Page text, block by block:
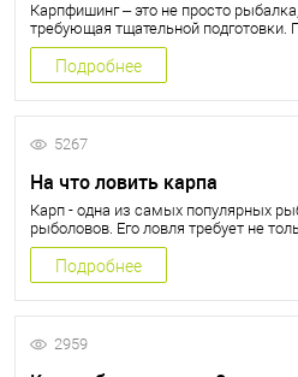
Карпфишинг – это не просто
требующая тщательной подготовки.
снаряжение значительно
трофейного экземпляра. В этом
выбрать удилища, катушки, оснастку
аксессуары для успешной ловли
Подробнее
5267
На что ловить карпа
Карп - одна из самых популярных
рыболовов. Его ловля требует не
и правильного выбора приманок. В
разберем все виды эффективных
особенности применения в разных
Подробнее
2959